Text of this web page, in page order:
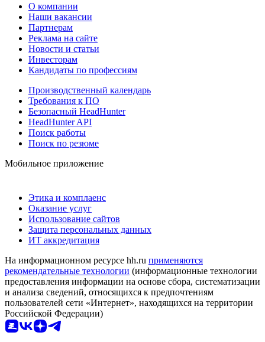
О компании
Наши вакансии
Партнерам
Реклама на сайте
Новости и статьи
Инвесторам
Кандидаты по профессиям
Производственный календарь
Требования к ПО
Безопасный HeadHunter
HeadHunter API
Поиск работы
Поиск по резюме
Мобильное приложение
Этика и комплаенс
Оказание услуг
Использование сайтов
Защита персональных данных
ИТ аккредитация
На информационном ресурсе hh.ru применяются
рекомендательные технологии (информационные технологии
предоставления информации на основе сбора, систематизации
и анализа сведений, относящихся к предпочтениям
пользователей сети «Интернет», находящихся на территории
Российской Федерации)